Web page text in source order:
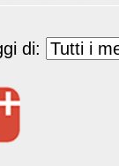
di: